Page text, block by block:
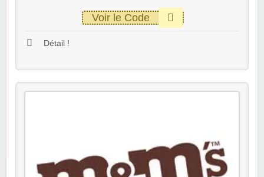
Voir le Code
Détail !